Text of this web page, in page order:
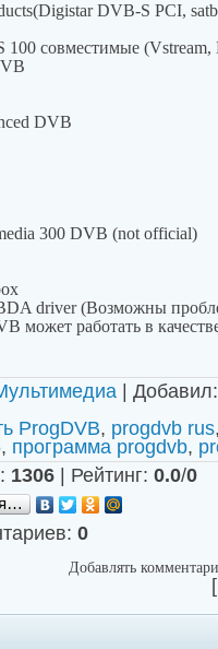
DVB-S PCI,
совместимые (Vstream,
DVB
300 DVB (not official)
driver (Возможны
может работать в
| Добавил:
ProgDVB, progdvb rus,
, программа progdvb,
: 1306| Рейтинг: 0.0/0
: 0
Добавлять
[